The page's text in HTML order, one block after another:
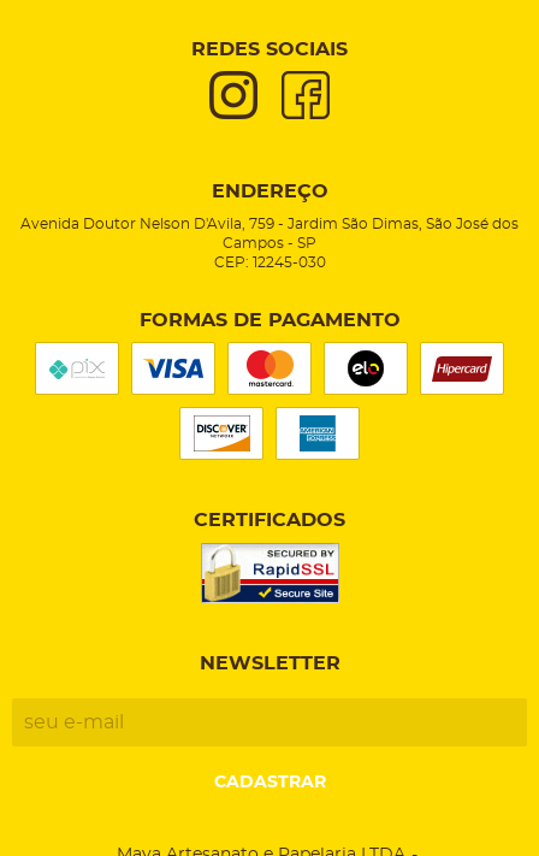
REDES SOCIAIS
ENDEREÇO
Avenida Doutor Nelson D'Avila, 759 - Jardim São Dimas, São José dos
Campos - SP
CEP: 12245-030
FORMAS DE PAGAMENTO
CERTIFICADOS
NEWSLETTER
CADASTRAR